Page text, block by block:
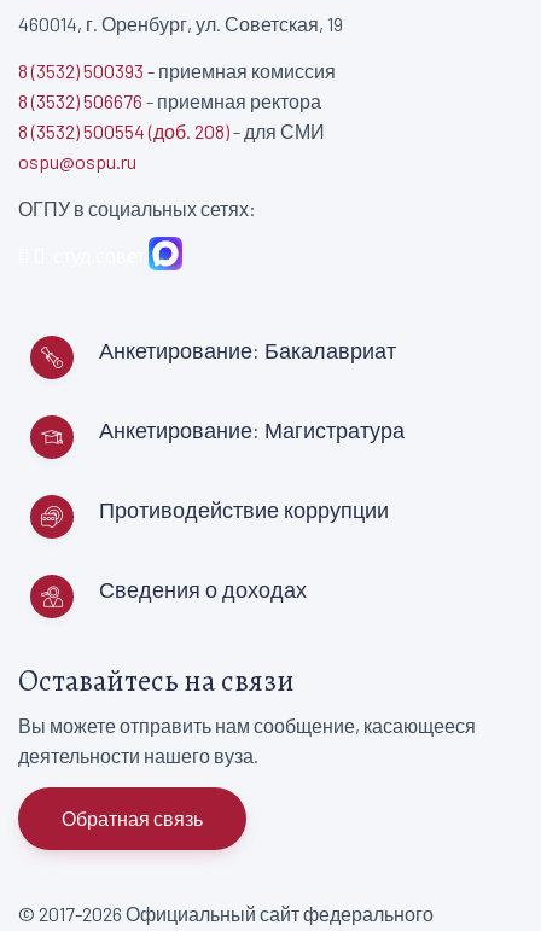
460014, г. Оренбург, ул. Советская, 19
8 (3532) 500393 - приемная комиссия
8 (3532) 506676 - приемная ректора
8 (3532) 500554 (доб. 208)- для СМИ
ospu@ospu.ru
ОГПУ в социальных сетях:
Анкетирование: Бакалавриат
Анкетирование: Магистратура
Противодействие коррупции
Сведения о доходах
Оставайтесь на связи
Вы можете отправить нам сообщение, касающееся
деятельности нашего вуза.
Обратная связь
© 2017-2026 Официальный сайт федерального